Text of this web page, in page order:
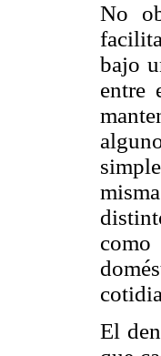
No
bajo
entre
como
El